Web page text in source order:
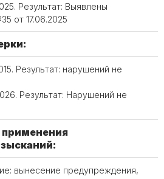
Результат: Выявлены
от 17.06.2025
Результат: нарушений не
Результат: Нарушений не
применения
вынесение предупреждения,